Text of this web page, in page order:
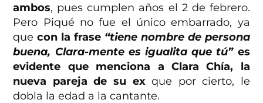
ambos, pues cumplen años el 2 de febrero.
Pero Piqué no fue el único embarrado, ya
quecon la frase “tiene nombre de persona
buena, Clara-mente es igualita que tú”es
evidente que menciona a Clara Chía, la
nueva pareja de su exque por cierto, le
dobla la edad a la cantante.